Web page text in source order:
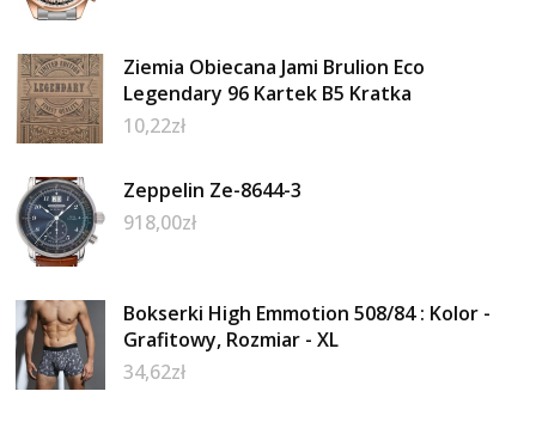
Ziemia Obiecana Jami Brulion Eco
Legendary 96 Kartek B5 Kratka
10,22zł
Zeppelin Ze-8644-3
918,00zł
Bokserki High Emmotion 508/84 : Kolor -
Grafitowy, Rozmiar - XL
34,62zł